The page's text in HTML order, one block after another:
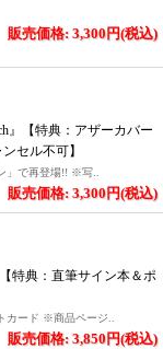
販売価格: 3,300円(税込)
』【特典：アザーカバー
セル不可】
」で再登場!! ※写..
販売価格: 3,300円(税込)
特典：直筆サイン本＆ポ
カード ※商品ページ..
販売価格: 3,850円(税込)